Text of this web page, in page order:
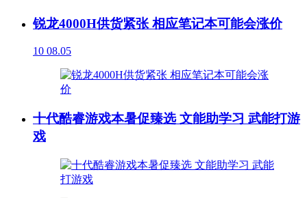
锐龙4000H供货紧张 相应笔记本可能会涨价
10 08.05
十代酷睿游戏本暑促臻选 文能助学习 武能打游
戏